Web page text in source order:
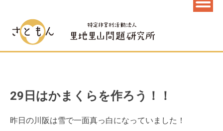
29日はかまくらを作ろう！！
昨日の川阪は雪で一面真っ白になっていました！